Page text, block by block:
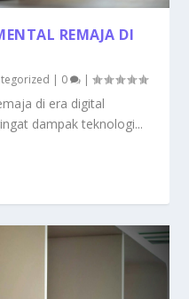
REMAJA DI
| 0 |
di era digital
dampak teknologi...